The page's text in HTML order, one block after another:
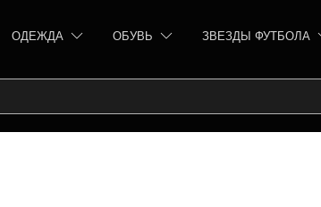
ОДЕЖДА ОБУВЬ ЗВЕЗДЫ ФУТБОЛА